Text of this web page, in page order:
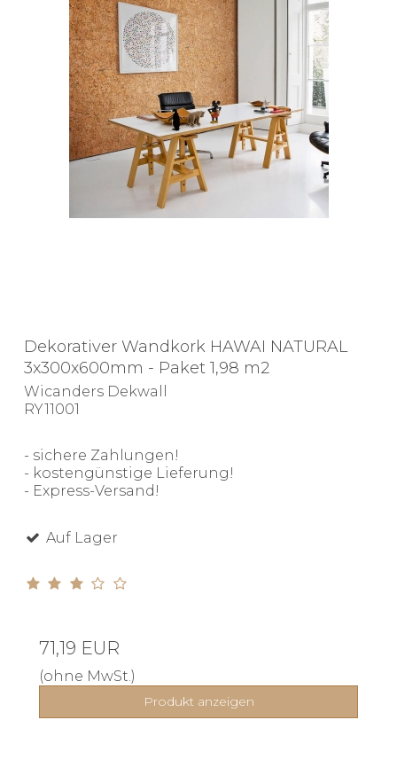
Dekorativer Wandkork HAWAI NATURAL
3x300x600mm - Paket 1,98 m2
Wicanders Dekwall
RY11001
- sichere Zahlungen!
- kostengünstige Lieferung!
- Express-Versand!
Auf Lager
71,19 EUR
(ohne MwSt.)
Produkt anzeigen